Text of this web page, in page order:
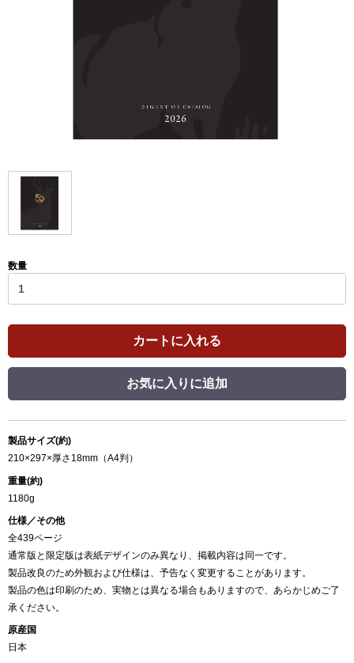
数量
カートに入れる
お気に入りに追加
製品サイズ(約)
210×297×厚さ18mm（A4判）
重量(約)
1180g
仕様／その他
全439ページ
通常版と限定版は表紙デザインのみ異なり、掲載内容は同一です。
製品改良のため外観および仕様は、予告なく変更することがあります。
製品の色は印刷のため、実物とは異なる場合もありますので、あらかじめご了
承ください。
原産国
日本